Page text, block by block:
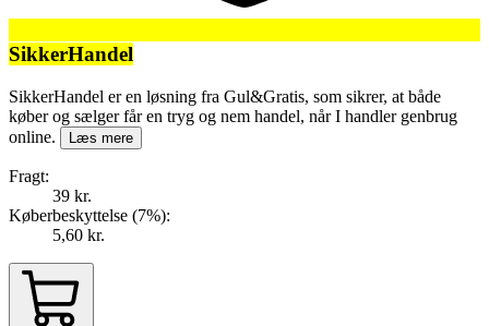
SikkerHandel
SikkerHandel er en løsning fra Gul&Gratis, som sikrer, at både
køber og sælger får en tryg og nem handel, når I handler genbrug
online.
Læs mere
Fragt:
39 kr.
Køberbeskyttelse (7%):
5,60 kr.